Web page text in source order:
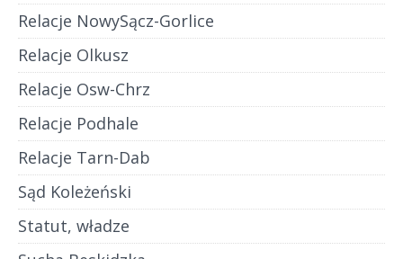
Relacje NowySącz-Gorlice
Relacje Olkusz
Relacje Osw-Chrz
Relacje Podhale
Relacje Tarn-Dab
Sąd Koleżeński
Statut, władze